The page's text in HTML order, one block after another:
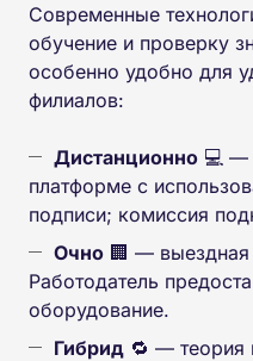
Современные
обучение и проверку
особенно удобно для
филиалов:
Дистанционно 💻 —
платформе с
подписи; комиссия
Очно 🏢 — выездная
Работодатель
оборудование.
Гибрид 🔁 — теория